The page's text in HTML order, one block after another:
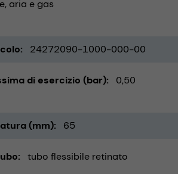
aria e gas
24272090-1000-000-00
di esercizio (bar) 0,50
(mm) 65
tubo flessibile retinato